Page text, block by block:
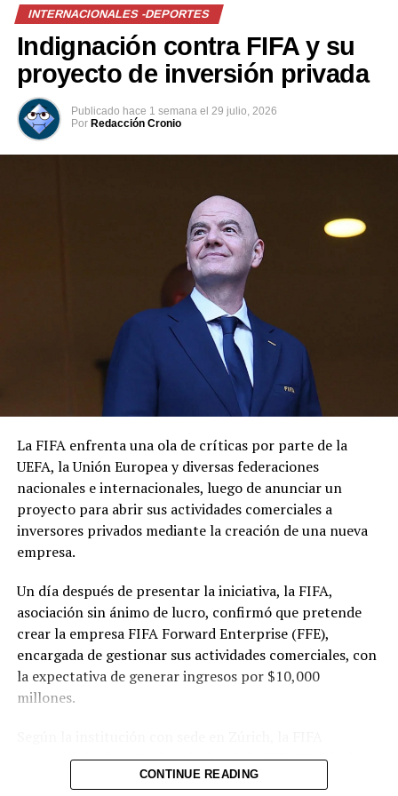
Relacionado
PSG conquista su segunda
Champions League seguida
tras vencer al Arsenal en los
penales
30 mayo, 2026
En «Internacionales -
deportes»
Luis Enrique, el instaurador
de la dinastía del PSG
31 mayo, 2026
En «Internacionales -
deportes»
UP NEXT
Premios a la Excelencia Académica 2026 destacan
aportes de las IES al desarrollo del país
DON'T MISS
Coexport sostiene que aumento de las exportaciones
responde a la recuperación productiva y comercial
INTERNACIONALES -DEPORTES
Indignación contra FIFA y su
proyecto de inversión privada
Publicado hace 1 semana el 29 julio, 2026
Por Redacción Cronio
La FIFA enfrenta una ola de críticas por parte de la
UEFA, la Unión Europea y diversas federaciones
nacionales e internacionales, luego de anunciar un
proyecto para abrir sus actividades comerciales a
inversores privados mediante la creación de una nueva
empresa.
Un día después de presentar la iniciativa, la FIFA,
asociación sin ánimo de lucro, confirmó que pretende
crear la empresa FIFA Forward Enterprise (FFE),
encargada de gestionar sus actividades comerciales, con
la expectativa de generar ingresos por $10,000
millones.
mantendrá «el control exclusivo de la FFE a través de
una representación mayoritaria en el consejo de
CONTINUE READING